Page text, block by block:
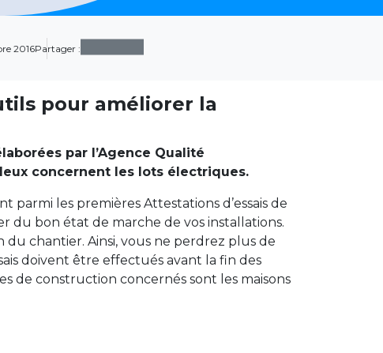
pour améliorer la
par l’Agence Qualité
concernent les lots électriques.
les premières Attestations d’essais de
du bon état de marche de vos installations.
chantier. Ainsi, vous ne perdrez plus de
doivent être effectués avant la fin des
de construction concernés sont les maisons
2016Partager :